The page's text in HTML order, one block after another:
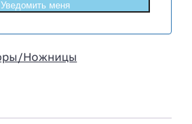
Ножницы